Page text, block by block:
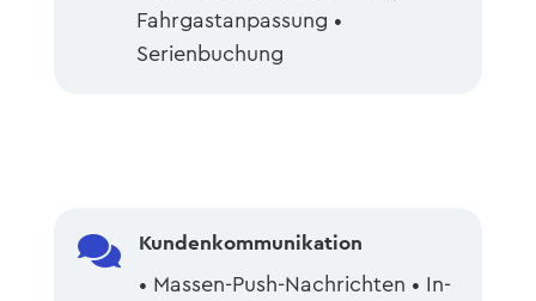
Fahrgastanpassung •
Serienbuchung
 Kundenkommunikation
• Massen-Push-Nachrichten • In-